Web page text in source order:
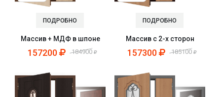
ПОДРОБНО
Массив + МДФ в шпоне
157200 184900
ПОДРОБНО
Массив с 2-х сторон
157300 185100